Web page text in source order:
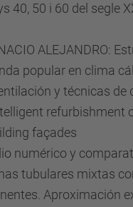
40, 50 i 60 del segle
ALEJANDRO:
popular en clima
y técnicas
refurbishment
façades
numérico y
tubulares mixtas
Aproximación